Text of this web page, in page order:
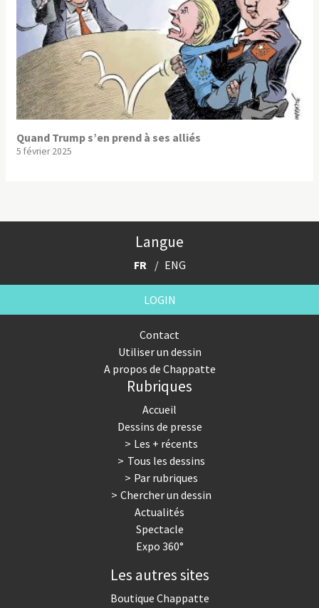
Quand Trump s’en prend à ses alliés
5 février 2025
Langue
FR ENG
LOGIN
Contact
Utiliser un dessin
A propos de Chappatte
Rubriques
Accueil
Dessins de presse
Les + récents
Tous les dessins
Par rubriques
Chercher un dessin
Actualités
Spectacle
Expo 360°
Les autres sites
Boutique Chappatte